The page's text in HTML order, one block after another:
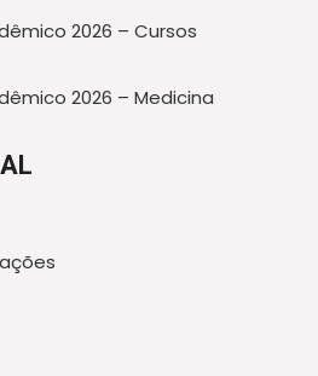
2026 – Cursos
2026 – Medicina